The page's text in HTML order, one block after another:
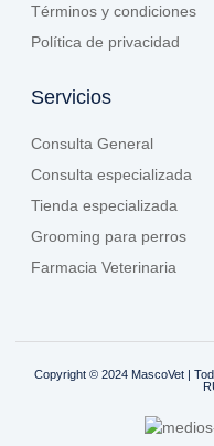
Términos y condiciones
Política de privacidad
Servicios
Consulta General
Consulta especializada
Tienda especializada
Grooming para perros
Farmacia Veterinaria
Copyright © 2024 MascoVet |